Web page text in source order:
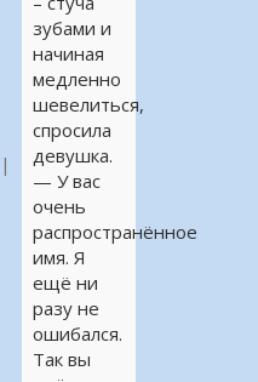
зубами и
начиная
медленно
шевелиться,
спросила
девушка.
— У вас
очень
распространённое
имя. Я
ещё ни
разу не
ошибался.
Так вы
|